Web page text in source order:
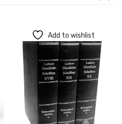
Add to wishlist